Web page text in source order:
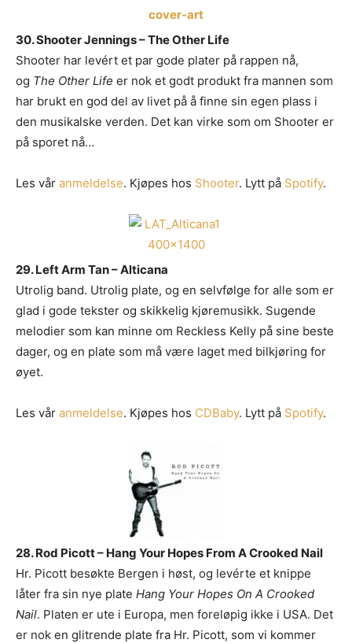
30. Shooter Jennings – The Other Life
Shooter har levért et par gode plater på rappen nå,
og The Other Life er nok et godt produkt fra mannen som
har brukt en god del av livet på å finne sin egen plass i
den musikalske verden. Det kan virke som om Shooter er
på sporet nå…
Les vår anmeldelse. Kjøpes hos Shooter. Lytt på Spotify.
29. Left Arm Tan – Alticana
Utrolig band. Utrolig plate, og en selvfølge for alle som er
glad i gode tekster og skikkelig kjøremusikk. Sugende
melodier som kan minne om Reckless Kelly på sine beste
dager, og en plate som må være laget med bilkjøring for
øyet.
Les vår anmeldelse. Kjøpes hos CDBaby. Lytt på Spotify.
28. Rod Picott – Hang Your Hopes From A Crooked Nail
Hr. Picott besøkte Bergen i høst, og levérte et knippe
låter fra sin nye plate Hang Your Hopes On A Crooked
Nail. Platen er ute i Europa, men foreløpig ikke i USA. Det
er nok en glitrende plate fra Hr. Picott, som vi kommer